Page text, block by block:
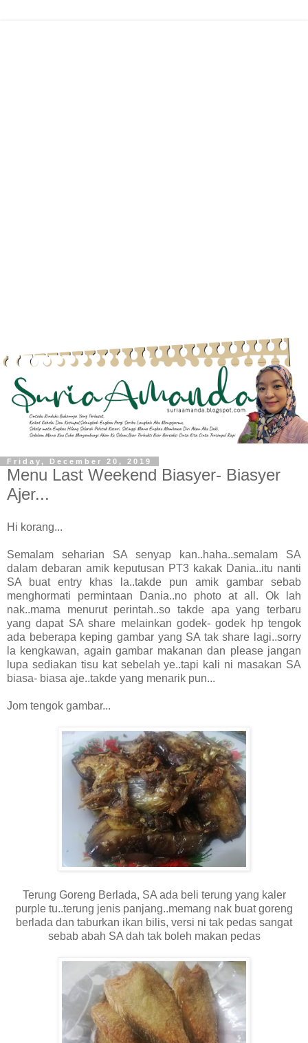
Friday, December 20, 2019
Menu Last Weekend Biasyer- Biasyer
Ajer...
Hi korang...
Semalam seharian SA senyap kan..haha..semalam SA
dalam debaran amik keputusan PT3 kakak Dania..itu nanti
SA buat entry khas la..takde pun amik gambar sebab
menghormati permintaan Dania..no photo at all. Ok lah
nak..mama menurut perintah..so takde apa yang terbaru
yang dapat SA share melainkan godek- godek hp tengok
ada beberapa keping gambar yang SA tak share lagi..sorry
la kengkawan, again gambar makanan dan please jangan
lupa sediakan tisu kat sebelah ye..tapi kali ni masakan SA
biasa- biasa aje..takde yang menarik pun...
Jom tengok gambar...
Terung Goreng Berlada, SA ada beli terung yang kaler
purple tu..terung jenis panjang..memang nak buat goreng
berlada dan taburkan ikan bilis, versi ni tak pedas sangat
sebab abah SA dah tak boleh makan pedas